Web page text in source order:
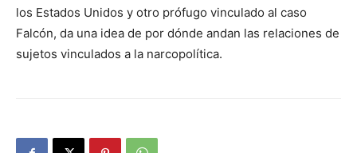
los Estados Unidos y otro prófugo vinculado al caso
Falcón, da una idea de por dónde andan las relaciones de
sujetos vinculados a la narcopolítica.